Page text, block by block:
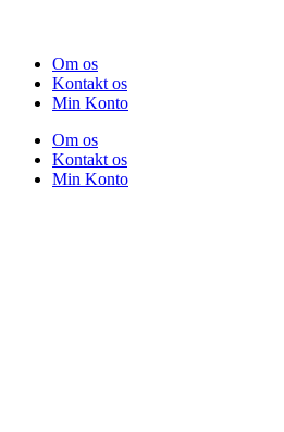
Om os
Kontakt os
Min Konto
Om os
Kontakt os
Min Konto